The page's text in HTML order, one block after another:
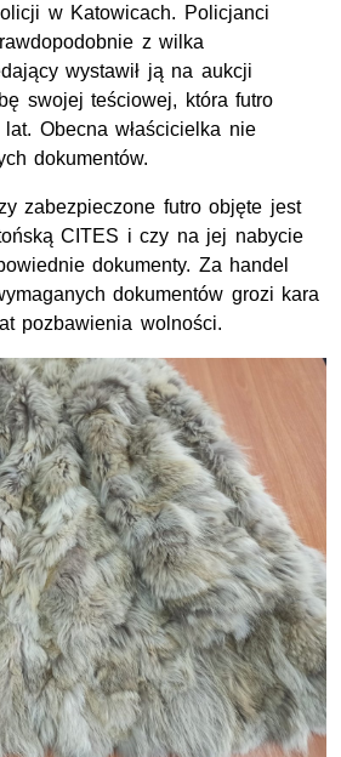
w Katowicach. Policjanci
z wilka
wystawił ją na aukcji
swojej teściowej, która futro
Obecna właścicielka nie
dokumentów.
zabezpieczone futro objęte jest
CITES i czy na jej nabycie
dokumenty. Za handel
dokumentów grozi kara
pozbawienia wolności.